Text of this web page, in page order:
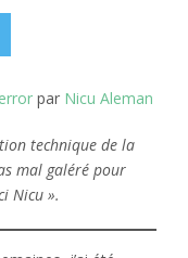
par Nicu Aleman
technique de la
mal galéré pour
Nicu ».